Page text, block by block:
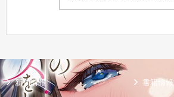
新刊情報 書籍情